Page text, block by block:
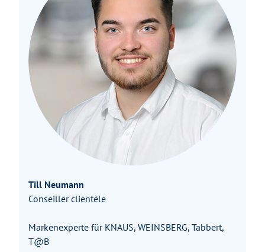
Till Neumann
Conseiller clientèle
Markenexperte für KNAUS, WEINSBERG, Tabbert,
T@B